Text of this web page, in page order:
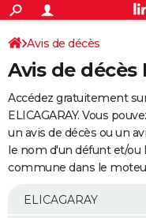
ACTUALITÉS
Politique
Société
Faits Divers
Education
Monde
Villes
+
SPORT
Coupe du monde 2026
Football
Tennis
Cyclisme
Rugby
Forum
Programme TV
TNT
Streaming
Cinéma
Sorties cinéma
Musique
+
FINANCE
Impôts
Immobilier
Risques naturels par ville
Banque
Assurance
Crédit
AUTO
Essais
Réserver un essai
Citadines
Berlines
SUV
Forum auto
+
Mobiles
Meilleur smartphone
Internet
Ordinateurs
Jeux vidéo
Guide high-tech
Avis de décès
Avis de décès
Accédez gratuitement
ELICAGARAY. Vous
un avis de décès ou un
le nom d'un défunt et/ou
commune dans le